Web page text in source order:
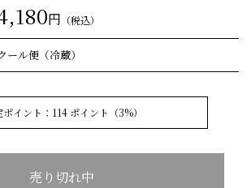
円 （税込）
ール便（冷蔵）
イント： 114 ポイント（3%）
売り切れ中